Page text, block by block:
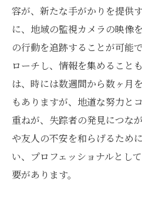
容が、新たな手がかりを提供
に、地域の監視カメラの映像
の行動を追跡することが可能
ローチし、情報を集めること
は、時には数週間から数ヶ月
もありますが、地道な努力と
重ねが、失踪者の発見につな
や友人の不安を和らげるため
い、プロフェッショナルとし
要があります。